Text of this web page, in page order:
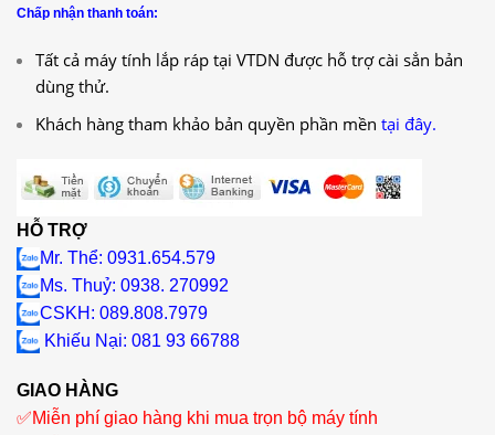
Chấp nhận thanh toán:
Tất cả máy tính lắp ráp tại VTDN được hỗ trợ cài sẳn bản
dùng thử.
Khách hàng tham khảo bản quyền phần mền tại đây.
HỖ TRỢ
Mr. Thể: 0931.654.579
Ms. Thuỷ: 0938. 270992
CSKH: 089.808.7979
Khiếu Nại: 081 93 66788
GIAO HÀNG
✅Miễn phí giao hàng khi mua trọn bộ máy tính